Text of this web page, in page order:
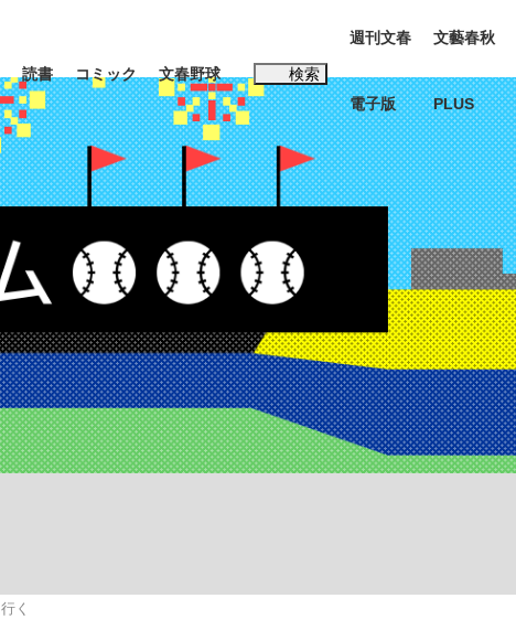
インタビュー 読書
WBC日本代表“敗戦”の真実 選手が明かす...
読む将棋
読書 コミック 文春野球 検索
#松田聖子
週刊文春
電子版
文藝春秋
PLUS
く